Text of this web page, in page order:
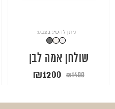
ניתן להשיג בצבע:
שולחן אמה לבן
₪1400
המחיר₪1200